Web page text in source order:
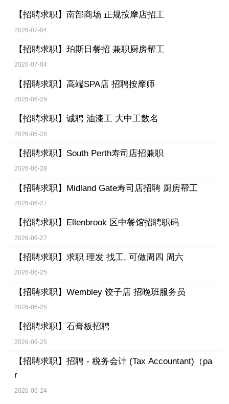
【招聘求职】 南部商场 正规按摩店招工
2026-07-04
【招聘求职】 珀斯日餐招 兼职厨房帮工
2026-07-04
【招聘求职】 高端SPA店 招聘按摩师
2026-06-29
【招聘求职】 诚聘 油漆工 大中工数名
2026-06-28
【招聘求职】 South Perth寿司店招兼职
2026-06-28
【招聘求职】 Midland Gate寿司店招聘 厨房帮工
2026-06-27
【招聘求职】 Ellenbrook 区中餐馆招聘职码
2026-06-27
【招聘求职】 求职 理发 找工, 可做周四 周六
2026-06-25
【招聘求职】 Wembley 饺子店 招晚班服务员
2026-06-25
【招聘求职】 石膏板招聘
2026-06-25
【招聘求职】 招聘 - 税务会计 (Tax Accountant)（pa
r
2026-06-24